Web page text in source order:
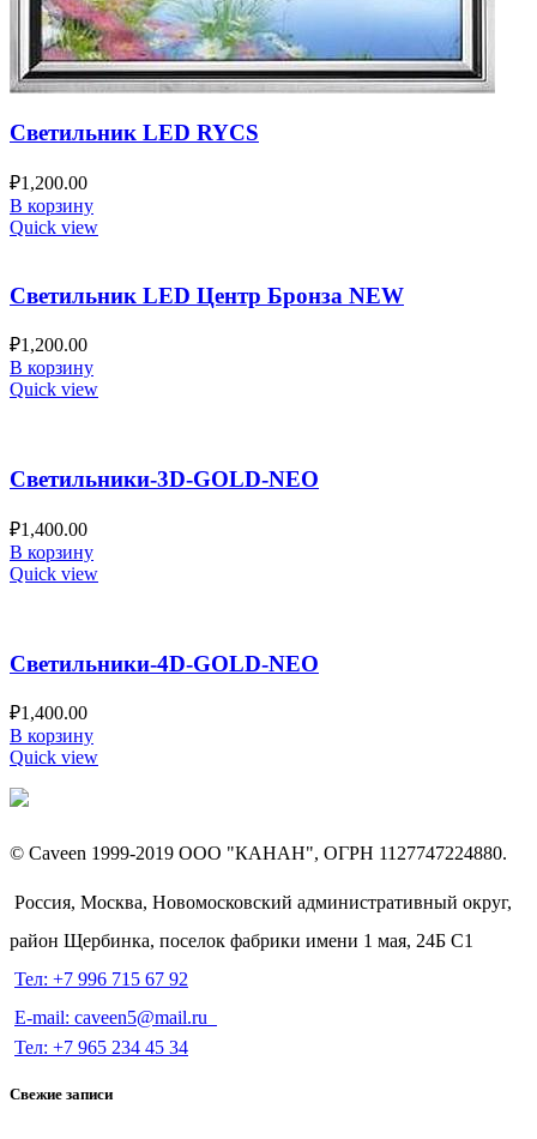
Светильник LED RYCS
₽1,200.00
В корзину
Quick view
Светильник LED Центр Бронза NEW
₽1,200.00
В корзину
Quick view
Светильники-3D-GOLD-NEO
₽1,400.00
В корзину
Quick view
Светильники-4D-GOLD-NEO
₽1,400.00
В корзину
Quick view
© Caveen 1999-2019 ООО "КАНАН", ОГРН 1127747224880.
Россия, Москва, Новомосковский административный округ,
район Щербинка, поселок фабрики имени 1 мая, 24Б С1
Тел: +7 996 715 67 92
E-mail: caveen5@mail.ru
Тел: +7 965 234 45 34
Свежие записи